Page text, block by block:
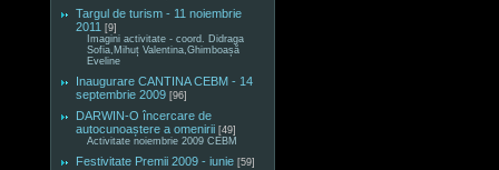
Targul de turism - 11 noiembrie
2011 [9]
Imagini activitate - coord. Didraga
Sofia,Mihuț Valentina,Ghimboașă
Eveline
Inaugurare CANTINA CEBM - 14
septembrie 2009 [96]
DARWIN-O încercare de
autocunoaștere a omenirii [49]
Activitate noiembrie 2009 CEBM
Festivitate Premii 2009 - iunie [59]